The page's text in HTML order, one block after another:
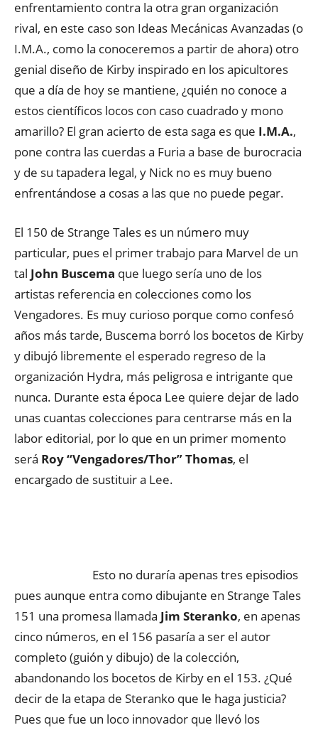
enfrentamiento contra la otra gran organización
rival, en este caso son Ideas Mecánicas Avanzadas (o
I.M.A., como la conoceremos a partir de ahora) otro
genial diseño de Kirby inspirado en los apicultores
que a día de hoy se mantiene, ¿quién no conoce a
estos científicos locos con caso cuadrado y mono
amarillo? El gran acierto de esta saga es que I.M.A.,
pone contra las cuerdas a Furia a base de burocracia
y de su tapadera legal, y Nick no es muy bueno
enfrentándose a cosas a las que no puede pegar.
El 150 de Strange Tales es un número muy
particular, pues el primer trabajo para Marvel de un
tal John Buscema que luego sería uno de los
artistas referencia en colecciones como los
Vengadores. Es muy curioso porque como confesó
años más tarde, Buscema borró los bocetos de Kirby
y dibujó libremente el esperado regreso de la
organización Hydra, más peligrosa e intrigante que
nunca. Durante esta época Lee quiere dejar de lado
unas cuantas colecciones para centrarse más en la
labor editorial, por lo que en un primer momento
será Roy “Vengadores/Thor” Thomas, el
encargado de sustituir a Lee.
Esto no duraría apenas tres episodios
pues aunque entra como dibujante en Strange Tales
151 una promesa llamada Jim Steranko, en apenas
cinco números, en el 156 pasaría a ser el autor
completo (guión y dibujo) de la colección,
abandonando los bocetos de Kirby en el 153. ¿Qué
decir de la etapa de Steranko que le haga justicia?
Pues que fue un loco innovador que llevó los